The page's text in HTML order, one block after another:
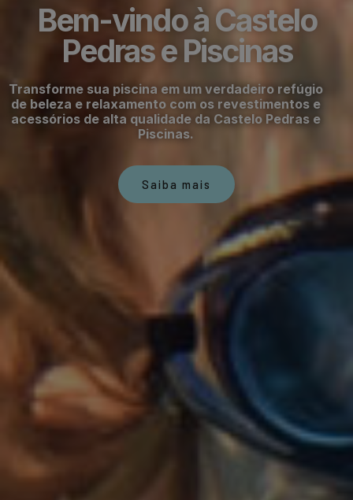
Bem-vindo à Castelo
Pedras e Piscinas
Transforme sua piscina em um verdadeiro refúgio
de beleza e relaxamento com os revestimentos e
acessórios de alta qualidade da Castelo Pedras e
Piscinas.
Saiba mais